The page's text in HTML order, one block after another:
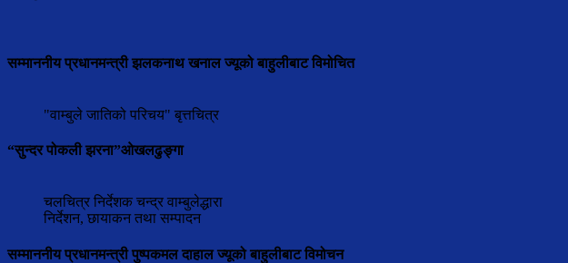
सम्माननीय प्रधानमन्त्री झलकनाथ खनाल ज्यूको बाहुलीबाट विमोचित
"वाम्बुले जातिको परिचय" बृत्तचित्र
“सुन्दर पोकली झरना”ओखलढुङ्गा
चलचित्र निर्देशक चन्द्र वाम्बुलेद्धारा
निर्देशन, छायाकन तथा सम्पादन
सम्माननीय प्रधानमन्त्री पुष्पकमल दाहाल ज्यूको बाहुलीबाट विमोचन